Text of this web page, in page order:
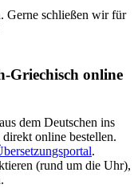
Gerne schließen wir für
Griechisch online
dem Deutschen ins
online bestellen.
.
(rund um die Uhr),